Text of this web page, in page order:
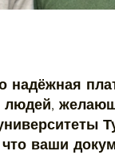
надёжная
людей,
что ваши